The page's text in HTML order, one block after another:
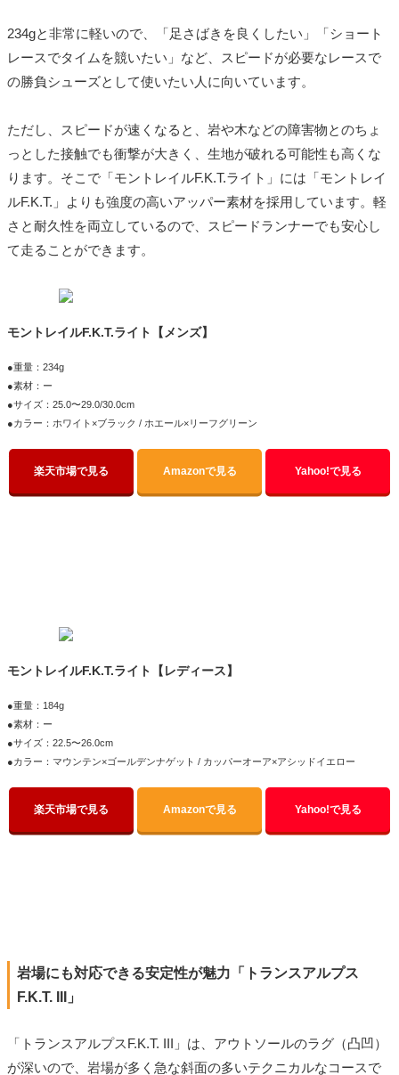
234gと非常に軽いので、「足さばきを良くしたい」「ショート
レースでタイムを競いたい」など、スピードが必要なレースで
の勝負シューズとして使いたい人に向いています。
ただし、スピードが速くなると、岩や木などの障害物とのちょ
っとした接触でも衝撃が大きく、生地が破れる可能性も高くな
ります。そこで「モントレイルF.K.T.ライト」には「モントレイ
ルF.K.T.」よりも強度の高いアッパー素材を採用しています。軽
さと耐久性を両立しているので、スピードランナーでも安心し
て走ることができます。
モントレイルF.K.T.ライト【メンズ】
●重量：234g
●素材：ー
●サイズ：25.0〜29.0/30.0cm
●カラー：ホワイト×ブラック / ホエール×リーフグリーン
楽天市場で見る Amazonで見る Yahoo!で見る
モントレイルF.K.T.ライト【レディース】
●重量：184g
●素材：ー
●サイズ：22.5〜26.0cm
●カラー：マウンテン×ゴールデンナゲット / カッパーオーア×アシッドイエロー
楽天市場で見る Amazonで見る Yahoo!で見る
岩場にも対応できる安定性が魅力「トランスアルプス
F.K.T. III」
「トランスアルプスF.K.T. III」は、アウトソールのラグ（凸凹）
が深いので、岩場が多く急な斜面の多いテクニカルなコースで